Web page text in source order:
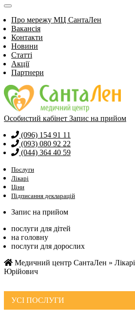
Про мережу МЦ СантаЛен
Вакансія
Контакти
Новини
Статті
Акції
Партнери
Особистий кабінет Запис на прийом
(096) 154 91 11
(093) 080 92 22
(044) 364 40 59
Послуги
Лікарі
Ціни
Підписання декларацій
Запис на прийом
послуги для дітей
на головну
послуги для дорослих
Медичний центр СантаЛен » Лікарі
Юрійович
УСI ПОСЛУГИ